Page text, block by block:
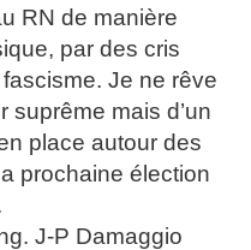
RN de manière
par des cris
Je ne rêve
suprême mais d’un
place autour des
prochaine élection
J-P Damaggio